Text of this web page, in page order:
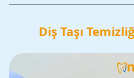
Diş Taşı